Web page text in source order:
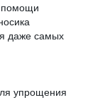
помощи
даже самых
упрощения